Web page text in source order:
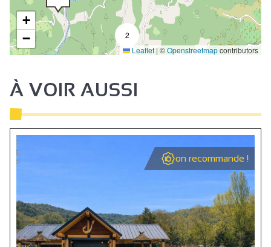
2
+
−
Leaflet | ©Openstreetmapcontributors
À VOIR AUSSI
on recommande !